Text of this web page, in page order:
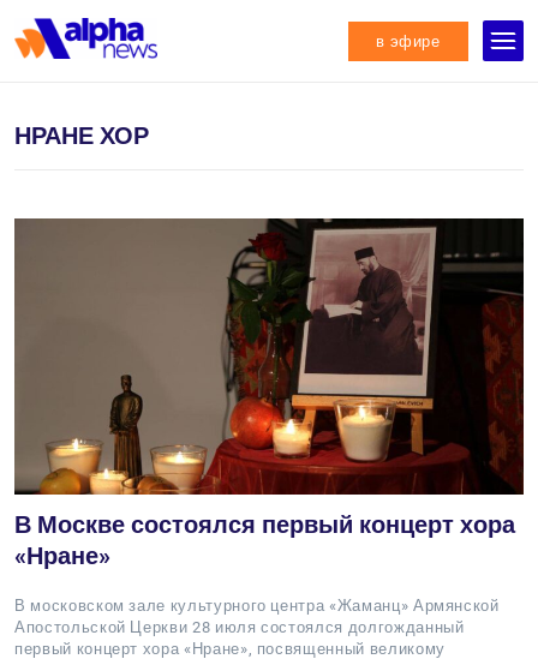
в эфире
НРАНЕ ХОР
В Москве состоялся первый концерт хора
«Нране»
В московском зале культурного центра «Жаманц» Армянской
Апостольской Церкви 28 июля состоялся долгожданный
первый концерт хора «Нране», посвященный великому